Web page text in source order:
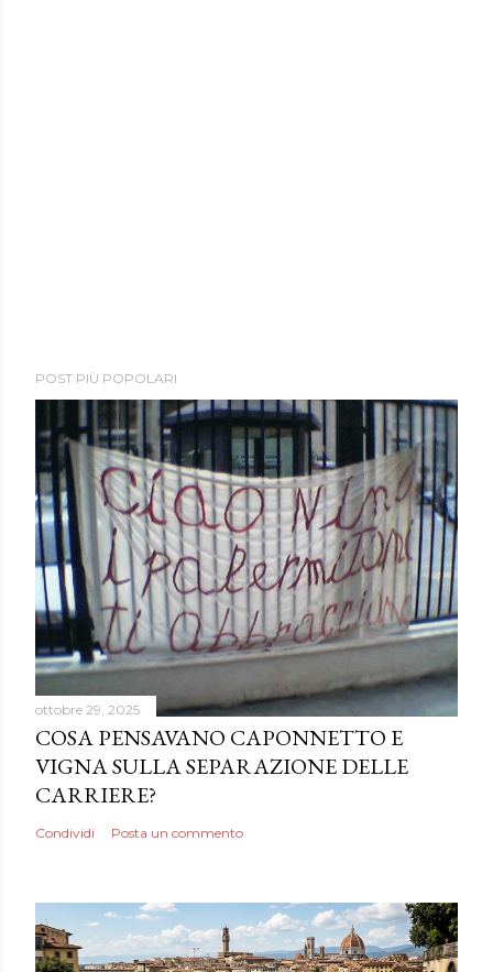
POST PIÙ POPOLARI
ottobre 29, 2025
COSA PENSAVANO CAPONNETTO E
VIGNA SULLA SEPARAZIONE DELLE
CARRIERE?
Condividi Posta un commento